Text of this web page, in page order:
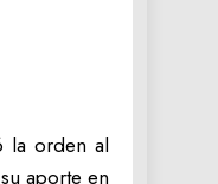
la orden al
aporte en